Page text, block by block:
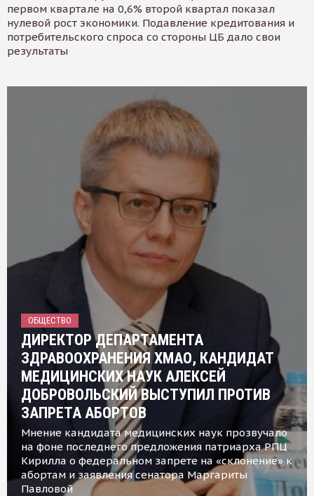
первом квартале на 0,6% второй квартал показал
нулевой рост экономики. Подавление кредитования и
потребительского спроса со стороны ЦБ дало свои
результаты
ОБЩЕСТВО
ДИРЕКТОР ДЕПАРТАМЕНТА
ЗДРАВООХРАНЕНИЯ ХМАО, КАНДИДАТ
МЕДИЦИНСКИХ НАУК АЛЕКСЕЙ
ДОБРОВОЛЬСКИЙ ВЫСТУПИЛ ПРОТИВ
ЗАПРЕТА АБОРТОВ
Мнение кандидата медицинских наук прозвучало
на фоне последнего предложения патриарха РПЦ
Кирилла о федеральном запрете на «склонение» к
абортам и заявления сенатора Маргариты
Павловой